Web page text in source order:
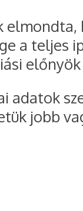
a teljes
adatok
jobb